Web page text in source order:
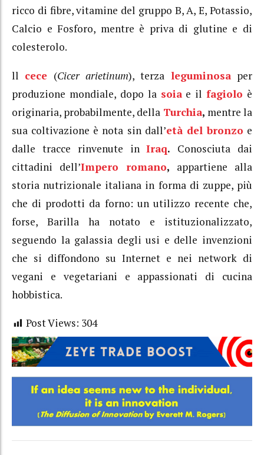
ricco di fibre, vitamine del gruppo B, A, E, Potassio,
Calcio e Fosforo, mentre è priva di glutine e di
colesterolo.
ll cece (Cicer arietinum), terza leguminosaper
produzione mondiale, dopo la soiae ilfagiolo è
originaria, probabilmente, della Turchia, mentre la
sua coltivazione è nota sin dall’età del bronzo e
dalle tracce rinvenute inIraq. Conosciuta dai
cittadini dell’Impero romano, appartiene alla
storia nutrizionale italiana in forma di zuppe, più
che di prodotti da forno: un utilizzo recente che,
forse, Barilla ha notato e istituzionalizzato,
seguendo la galassia degli usi e delle invenzioni
che si diffondono su Internet e nei network di
vegani e vegetariani e appassionati di cucina
hobbistica.
Post Views: 304